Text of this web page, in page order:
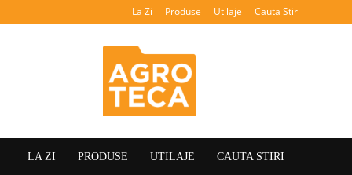
La Zi Produse Utilaje Cauta Stiri
LA ZI PRODUSE UTILAJE CAUTA STIRI